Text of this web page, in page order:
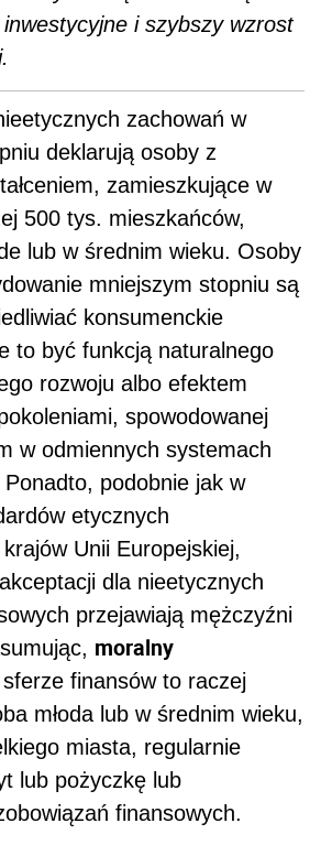
inwestycyjne i szybszy wzrost
zachowań w
deklarują osoby z
zamieszkujące w
500 tys. mieszkańców,
lub w średnim wieku. Osoby
mniejszym stopniu są
konsumenckie
to być funkcją naturalnego
rozwoju albo efektem
spowodowanej
w odmiennych systemach
podobnie jak w
etycznych
Unii Europejskiej,
dla nieetycznych
przejawiają mężczyźni
moralny
finansów to raczej
młoda lub w średnim wieku,
miasta, regularnie
lub pożyczkę lub
finansowych.